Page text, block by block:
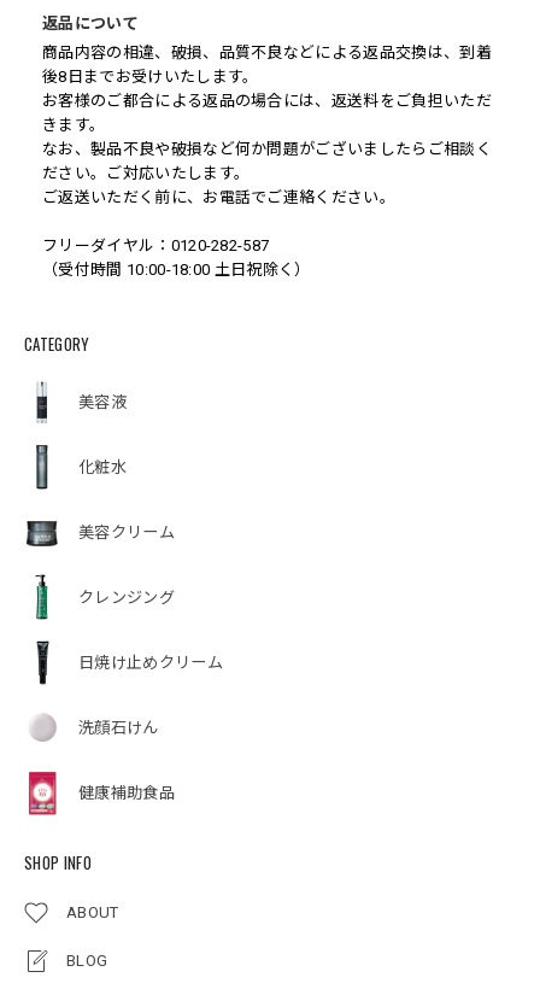
CATEGORY
美容液
化粧水
美容クリーム
クレンジング
日焼け止めクリーム
洗顔石けん
健康補助食品
SHOP INFO
ABOUT
BLOG
返品について
商品内容の相違、破損、品質不良などによる返品交換は、到着
後8日までお受けいたします。
お客様のご都合による返品の場合には、返送料をご負担いただ
きます。
なお、製品不良や破損など何か問題がございましたらご相談く
ださい。ご対応いたします。
ご返送いただく前に、お電話でご連絡ください。
フリーダイヤル：0120-282-587
（受付時間 10:00-18:00 土日祝除く）